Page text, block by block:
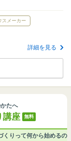
スメーカー
詳細を見る
たへ
講座 無料
くりって何から始めるの